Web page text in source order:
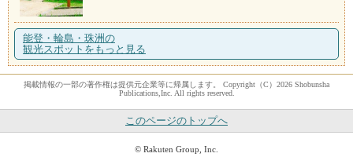
能登・輪島・珠洲の
観光スポットをもっと見る
掲載情報の一部の著作権は提供元企業等に帰属します。 Copyright（C）2026 Shobunsha
Publications,Inc. All rights reserved.
このページのトップへ
© Rakuten Group, Inc.